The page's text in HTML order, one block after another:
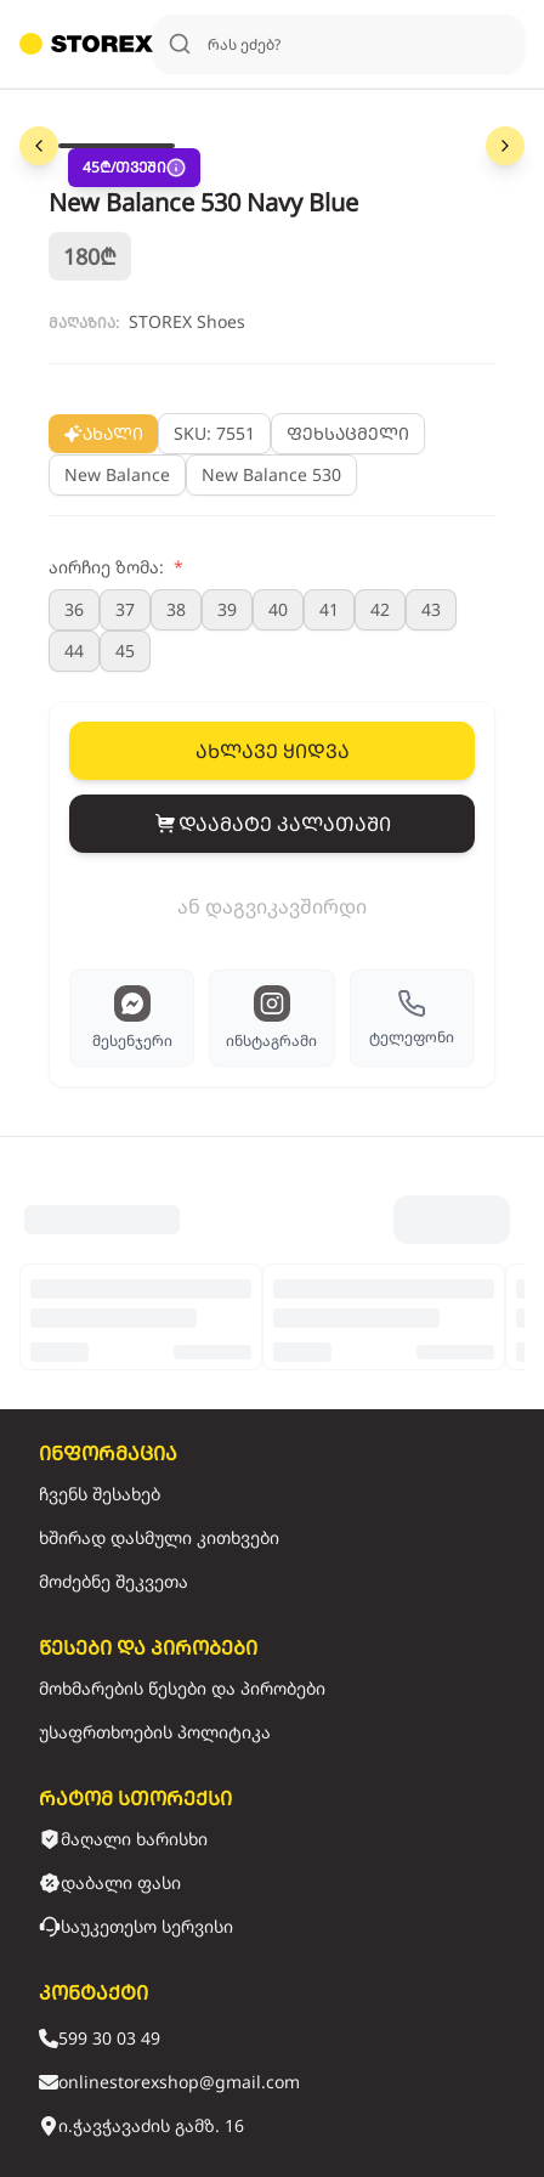
45₾/თვეში
New Balance 530 Navy Blue
180₾
მაღაზია: STOREX Shoes
ახალი SKU: 7551
ფეხსაცმელი
New Balance
New Balance 530
აირჩიე ზომა: *
36
37 38 39 40 41 42
43
44
45
ახლავე ყიდვა
View cart
დაამატე კალათაში
ან დაგვიკავშირდი
მესენჯერი ინსტაგრამი ტელეფონი
ინფორმაცია
ჩვენს შესახებ
ხშირად დასმული კითხვები
მოძებნე შეკვეთა
წესები და პირობები
მოხმარების წესები და პირობები
უსაფრთხოების პოლიტიკა
რატომ სთორექსი
მაღალი ხარისხი
დაბალი ფასი
საუკეთესო სერვისი
კონტაქტი
599 30 03 49
onlinestorexshop@gmail.com
ი.ჭავჭავაძის გამზ. 16